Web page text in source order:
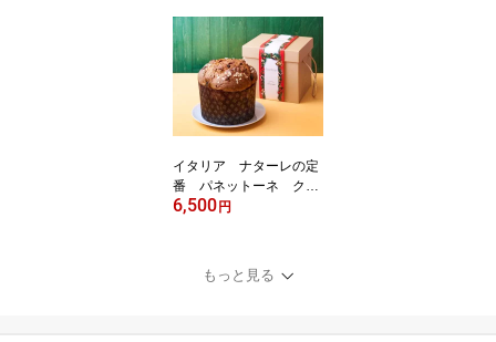
イタリア ナターレの定
番 パネットーネ クラ
ッシコ グランデ 1kg
6,500円
もっと見る